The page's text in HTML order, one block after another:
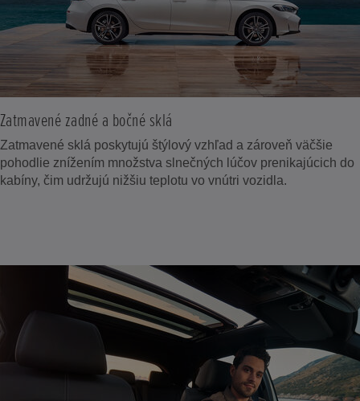
Zatmavené zadné a bočné sklá
Zatmavené sklá poskytujú štýlový vzhľad a zároveň väčšie
pohodlie znížením množstva slnečných lúčov prenikajúcich do
kabíny, čim udržujú nižšiu teplotu vo vnútri vozidla.